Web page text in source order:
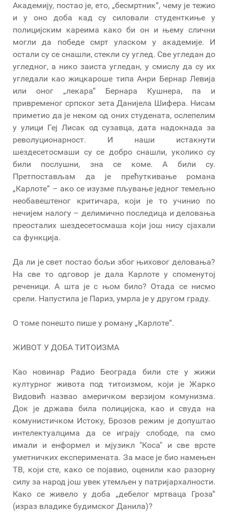
Академију, постао је, ето, „бесмртник“, чему је тежио
и у оно доба кад су силовали студенткиње у
полицијским кареима како би он и њему слични
могли да победе смрт уласком у академије. И
остали су се снашли, стекли су углед. Све угледан до
угледног, а нико заиста угледан, у смислу да су их
угледали као жицкароше типа Анри Бернар Левија
или оног „лекара“ Бернара Кушнера, па и
привременог српског зета Данијела Шифера. Нисам
приметио да је неком од оних студената, ослепелим
у улици Геј Лисак од сузавца, дата надокнада за
револуционарност. И наши истакнути
шездесетосмаши су се добро снашли, уколико су
били послушни, зна се коме. А били су.
Претпостављам да је прећуткивање романа
„Карлоте“ – ако се изузме пљување једног темељно
необавештеног критичара, који је то учинио по
нечијем налогу – делимично последица и деловања
преосталих шездесетосмаша који још нису сјахали
са функција.
Да ли је свет постао бољи због њиховог деловања?
На све то одговор је дала Карлоте у споменутој
реченици. А шта је с њом било? Отада се нисмо
срели. Напустила је Париз, умрла је у другом граду.
О томе понешто пише у роману „Карлоте“.
ЖИВОТ У ДОБА ТИТОИЗМА
Као новинар Радио Београда били сте у жижи
културног живота под титоизмом, који је Жарко
Видовић назвао америчком верзијом комунизма.
Док је држава била полицијска, као и свуда на
комунистичком Истоку, Брозов режим је допуштао
интелектуалцима да се играју слободе, па смо
имали и енформел и мјузикл "Коса" и све врсте
уметничких експеримената. За масе је био намењен
ТВ, који сте, како се појавио, оценили као разорну
силу за народ још увек утемљен у патријархалности.
Како се живело у доба „дебелог мртваца Гроза“
(израз владике будимског Данила)?